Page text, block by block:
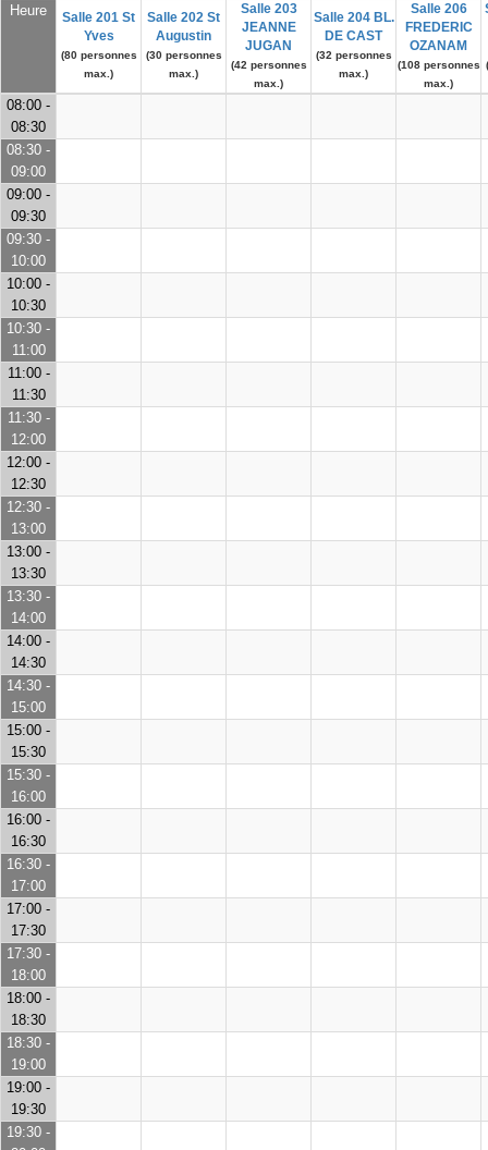
Heure
Salle 201 St
Yves
(80 personnes
max.)
Salle 202 St
Augustin
(30 personnes
max.)
Salle 203
JEANNE
JUGAN
(42 personnes
max.)
Salle 204 BL.
DE CAST
(32 personnes
max.)
Salle 206
FREDERIC
OZANAM
(108 personnes
max.)
08:00 -
08:30
08:30 -
09:00
09:00 -
09:30
09:30 -
10:00
10:00 -
10:30
10:30 -
11:00
11:00 -
11:30
11:30 -
12:00
12:00 -
12:30
12:30 -
13:00
13:00 -
13:30
13:30 -
14:00
14:00 -
14:30
14:30 -
15:00
15:00 -
15:30
15:30 -
16:00
16:00 -
16:30
16:30 -
17:00
17:00 -
17:30
17:30 -
18:00
18:00 -
18:30
18:30 -
19:00
19:00 -
19:30
19:30 -